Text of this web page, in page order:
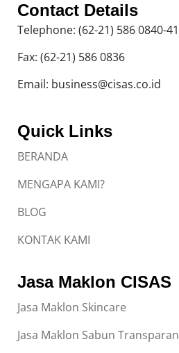
Contact Details
Telephone: (62-21) 586 0840-41
Fax: (62-21) 586 0836
Email: business@cisas.co.id
Quick Links
BERANDA
MENGAPA KAMI?
BLOG
KONTAK KAMI
Jasa Maklon CISAS
Jasa Maklon Skincare
Jasa Maklon Sabun Transparan